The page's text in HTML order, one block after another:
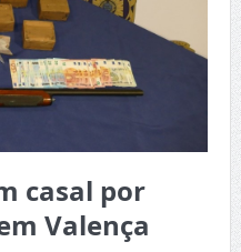
casal por
Valença